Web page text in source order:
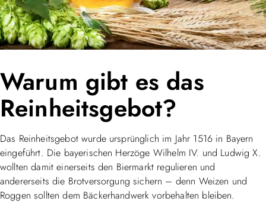
Warum gibt es das
Reinheitsgebot?
Das Reinheitsgebot wurde ursprünglich im Jahr 1516 in Bayern
eingeführt. Die bayerischen Herzöge Wilhelm IV. und Ludwig X.
wollten damit einerseits den Biermarkt regulieren und
andererseits die Brotversorgung sichern – denn Weizen und
Roggen sollten dem Bäckerhandwerk vorbehalten bleiben.